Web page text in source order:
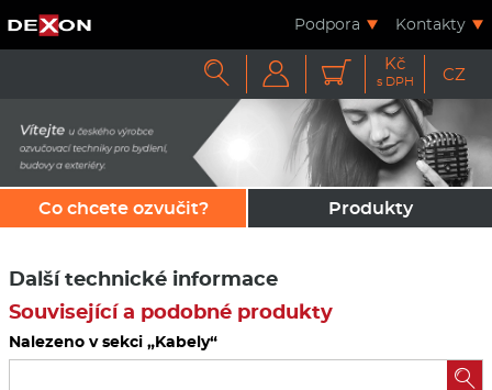
Podpora Kontakty
   Kč
s DPH CZ
Co chcete ozvučit? Produkty
Další technické informace
Související a podobné produkty
Nalezeno v sekci „Kabely“
